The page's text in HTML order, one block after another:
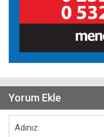
Yorum Ekle